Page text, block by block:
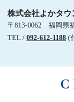
株式会社よかタウ
〒813-0062 福岡県
TEL / 092-612-1188 (